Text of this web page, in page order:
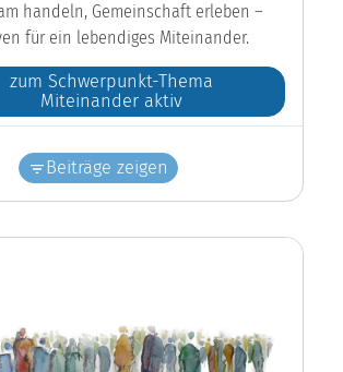
handeln, Gemeinschaft erleben –
für ein lebendiges Miteinander.
zum Schwerpunkt-Thema
Miteinander aktiv
Beiträge zeigen